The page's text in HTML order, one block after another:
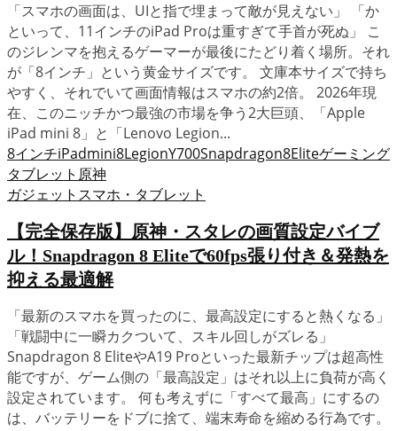
「スマホの画面は、UIと指で埋まって敵が見えない」 「か
といって、11インチのiPad Proは重すぎて手首が死ぬ」 こ
のジレンマを抱えるゲーマーが最後にたどり着く場所。それ
が「8インチ」という黄金サイズです。 文庫本サイズで持ち
やすく、それでいて画面情報はスマホの約2倍。 2026年現
在、このニッチかつ最強の市場を争う2大巨頭、「Apple
iPad mini 8」と「Lenovo Legion...
8インチiPadmini8LegionY700Snapdragon8Eliteゲーミング
タブレット 原神
ガジェット スマホ・タブレット
【完全保存版】原神・スタレの画質設定バイブ
ル！Snapdragon 8 Eliteで60fps張り付き＆発熱を
抑える最適解
「最新のスマホを買ったのに、最高設定にすると熱くなる」
「戦闘中に一瞬カクついて、スキル回しがズレる」
Snapdragon 8 EliteやA19 Proといった最新チップは超高性
能ですが、ゲーム側の「最高設定」はそれ以上に負荷が高く
設定されています。 何も考えずに「すべて最高」にするの
は、バッテリーをドブに捨て、端末寿命を縮める行為です。